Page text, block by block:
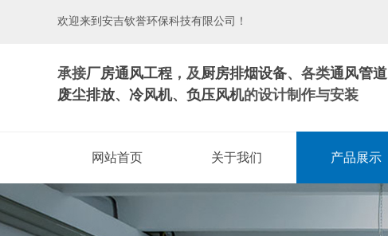
承接厂房通风工程 ，及厨房排烟设备、各类通风管道
废尘排放、 冷风机、 负压风机的设计制作与安装
欢迎来到安吉钦誉环保科技有限公司！
网站首页 关于我们 产品展示